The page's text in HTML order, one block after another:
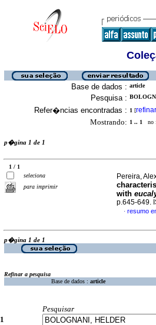
Base de dados : article
Pesquisa :
Refer�ncias encontradas : 1 [refinar
Mostrando: 1 .. 1 no
p�gina 1 de 1
1 / 1
seleciona
para imprimir
Pereira,
with
p.645-649.
· resumo
p�gina 1 de 1
Refinar a pesquisa
Base de dados : article
Pesquisar
1